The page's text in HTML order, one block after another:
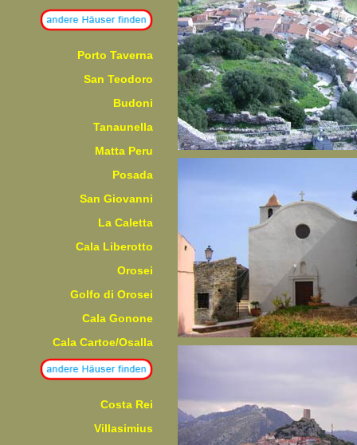
Porto Taverna
San Teodoro
Budoni
Tanaunella
Matta Peru
Posada
San Giovanni
La Caletta
Cala Liberotto
Orosei
Golfo di Orosei
Cala Gonone
Cala Cartoe/Osalla
Costa Rei
Villasimius